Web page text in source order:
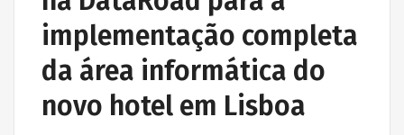
implementação completa
da área informática do
novo hotel em Lisboa